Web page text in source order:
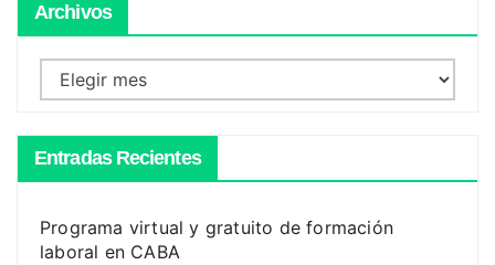
Archivos
Archivos
Entradas Recientes
Programa virtual y gratuito de formación
laboral en CABA